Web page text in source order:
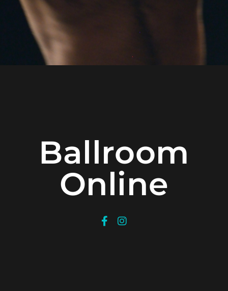
Ballroom
Online